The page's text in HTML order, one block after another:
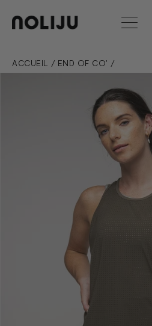
ACCUEIL / END OF CO' /